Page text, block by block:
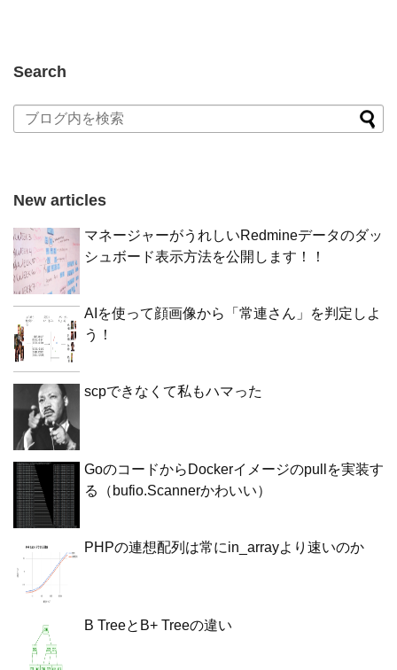
Search
New articles
マネージャーがうれしいRedmineデータのダッ
シュボード表示方法を公開します！！
AIを使って顔画像から「常連さん」を判定しよ
う！
scpできなくて私もハマった
GoのコードからDockerイメージのpullを実装す
る（bufio.Scannerかわいい）
PHPの連想配列は常にin_arrayより速いのか
B TreeとB+ Treeの違い